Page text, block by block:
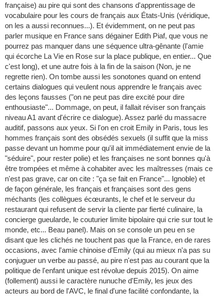
française) au pire qui sont des chansons d'apprentissage de
vocabulaire pour les cours de français aux États-Unis (véridique,
on les a aussi reconnues...). Et évidemment, on ne peut pas
parler musique en France sans dégainer Edith Piaf, que vous ne
pourrez pas manquer dans une séquence ultra-gênante (l'amie
qui écorche La Vie en Rose sur la place publique, en entier... Que
c'est long), et une autre fois à la fin de la saison (Non, je ne
regrette rien). On tombe aussi les sonotones quand on entend
certains dialogues qui veulent nous apprendre le français avec
des leçons fausses ("on ne peut pas dire excité pour dire
enthousiaste"... Dommage, on peut, il fallait réviser son français
niveau A1 avant d'écrire ce dialogue). Assez parlé du massacre
auditif, passons aux yeux. Si l'on en croit Emily in Paris, tous les
hommes français sont des obsédés sexuels (il suffit que la miss
passe devant un homme pour qu'il ait immédiatement envie de la
"séduire", pour rester polie) et les françaises ne sont bonnes qu'à
être trompées et même à cohabiter avec les maîtresses (mais ce
n'est pas grave, car on cite : "ça se fait en France"... Ignoble) et
de façon générale, les français et françaises sont des gens
méchants (les collègues écœurants, le chef et le serveur du
restaurant qui refusent de servir la cliente par fierté culinaire, la
concierge gueularde, le couturier limite bipolaire qui crie sur tout le
monde, etc... Beau panel). Mais on se console un peu en se
disant que les clichés ne touchent pas que la France, en de rares
occasions, avec l'amie chinoise d'Emily (qui au mieux n'a pas su
conjuguer un verbe au passé, au pire n'est pas au courant que la
politique de l'enfant unique est révolue depuis 2015). On aime
(follement) aussi le caractère nunuche d'Emily, les jeux des
acteurs au bord de l'AVC, le final d'une facilité confondante, la